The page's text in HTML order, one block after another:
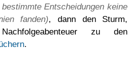
Entscheidungen keine
fanden), dann den Sturm,
zu den
.